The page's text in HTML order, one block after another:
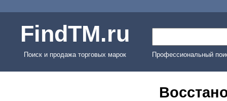
FindTM.ru
Поиск и продажа торговых марок Профессиональный